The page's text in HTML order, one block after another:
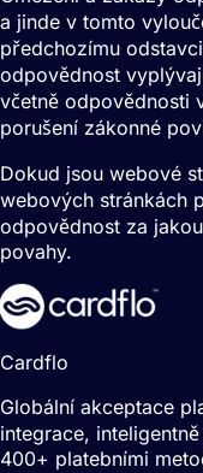
a jinde v tomto
předchozímu
odpovědnost
včetně odpovědnosti
porušení zákonné
Dokud jsou webové
webových stránkách
odpovědnost za
povahy.
Cardflo
Globální akceptace
integrace,
400+ platebními